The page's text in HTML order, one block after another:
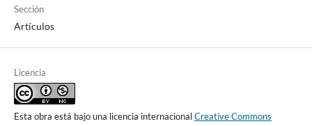
Sección
Artículos
Licencia
Esta obra está bajo una licencia internacionalCreative Commons